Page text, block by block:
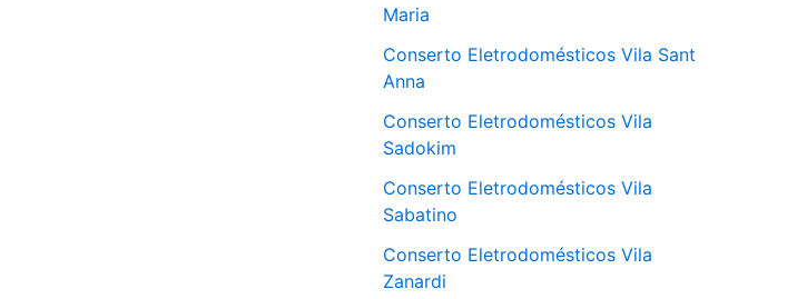
Maria
Conserto Eletrodomésticos Vila Sant
Anna
Conserto Eletrodomésticos Vila
Sadokim
Conserto Eletrodomésticos Vila
Sabatino
Conserto Eletrodomésticos Vila
Zanardi